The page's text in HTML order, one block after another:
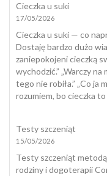
Cieczka u suki
17/05/2026
Cieczka u suki — co
Dostaję bardzo dużo
zaniepokojeni cieczką
wychodzić.” „Warczy
tego nie robiła.” „Co ja
rozumiem, bo cieczka
Testy szczeniąt
15/05/2026
Testy szczeniąt
rodziny i dogoterapii